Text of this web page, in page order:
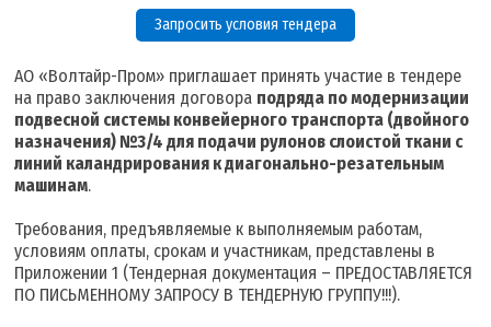
Запросить условия тендера
АО «Волтайр-Пром» приглашает принять участие в тендере
на право заключения договора подряда по модернизации
подвесной системы конвейерного транспорта (двойного
назначения) №3/4 для подачи рулонов слоистой ткани с
линий каландрирования к диагонально-резательным
машинам.
Требования, предъявляемые к выполняемым работам,
условиям оплаты, срокам и участникам, представлены в
Приложении 1 (Тендерная документация – ПРЕДОСТАВЛЯЕТСЯ
ПО ПИСЬМЕННОМУ ЗАПРОСУ В ТЕНДЕРНУЮ ГРУППУ!!!).